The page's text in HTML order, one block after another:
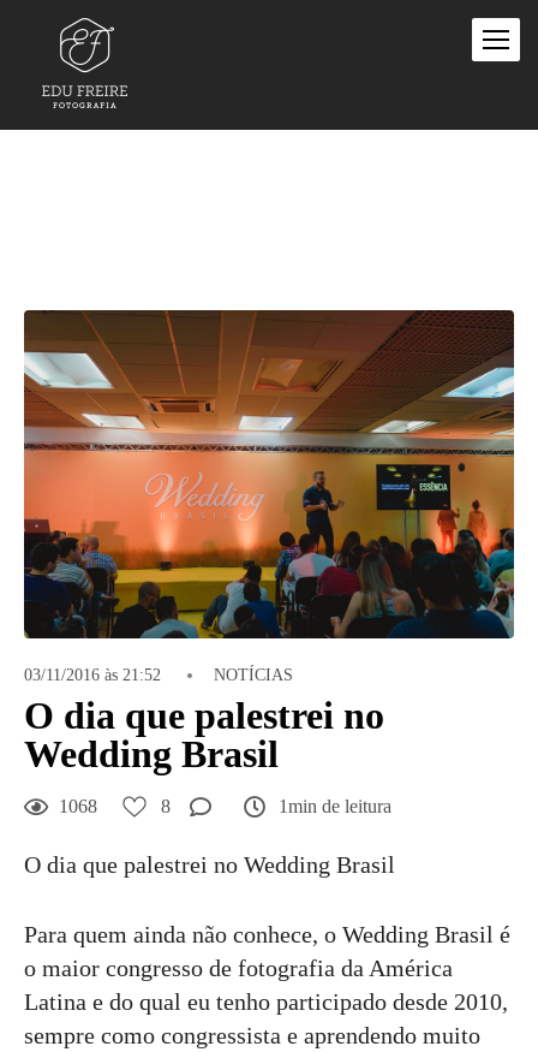
03/11/2016 às 21:52 NOTÍCIAS
O dia que palestrei no
Wedding Brasil
1068 8 1min de leitura
O dia que palestrei no Wedding Brasil
Para quem ainda não conhece, o Wedding Brasil é
o maior congresso de fotografia da América
Latina e do qual eu tenho participado desde 2010,
sempre como congressista e aprendendo muito